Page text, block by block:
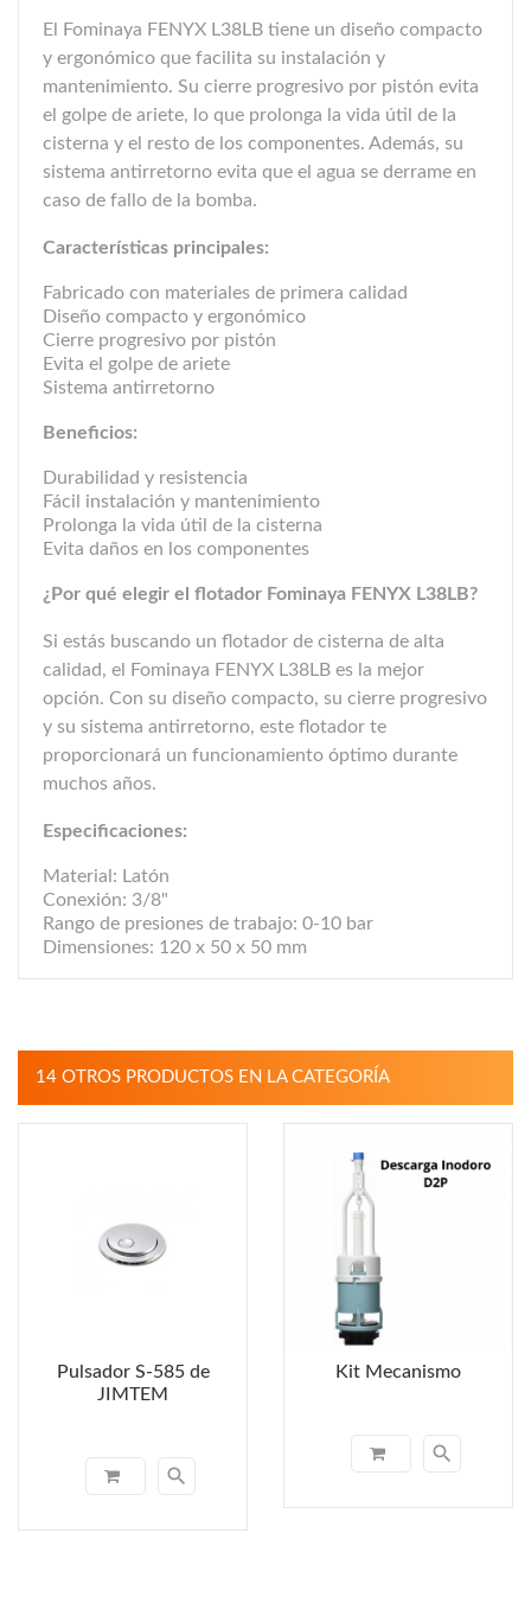
El Fominaya FENYX L38LB tiene un diseño compacto
y ergonómico que facilita su instalación y
mantenimiento. Su cierre progresivo por pistón evita
el golpe de ariete, lo que prolonga la vida útil de la
cisterna y el resto de los componentes. Además, su
sistema antirretorno evita que el agua se derrame en
caso de fallo de la bomba.
Características principales:
Fabricado con materiales de primera calidad
Diseño compacto y ergonómico
Cierre progresivo por pistón
Evita el golpe de ariete
Sistema antirretorno
Beneficios:
Durabilidad y resistencia
Fácil instalación y mantenimiento
Prolonga la vida útil de la cisterna
Evita daños en los componentes
¿Por qué elegir el flotador Fominaya FENYX L38LB?
Si estás buscando un flotador de cisterna de alta
calidad, el Fominaya FENYX L38LB es la mejor
opción. Con su diseño compacto, su cierre progresivo
y su sistema antirretorno, este flotador te
proporcionará un funcionamiento óptimo durante
muchos años.
Especificaciones:
Material: Latón
Conexión: 3/8"
Rango de presiones de trabajo: 0-10 bar
Dimensiones: 120 x 50 x 50 mm
14 OTROS PRODUCTOS EN LA CATEGORÍA
Pulsador S-585 de
JIMTEM
search
Kit Mecanismo
search